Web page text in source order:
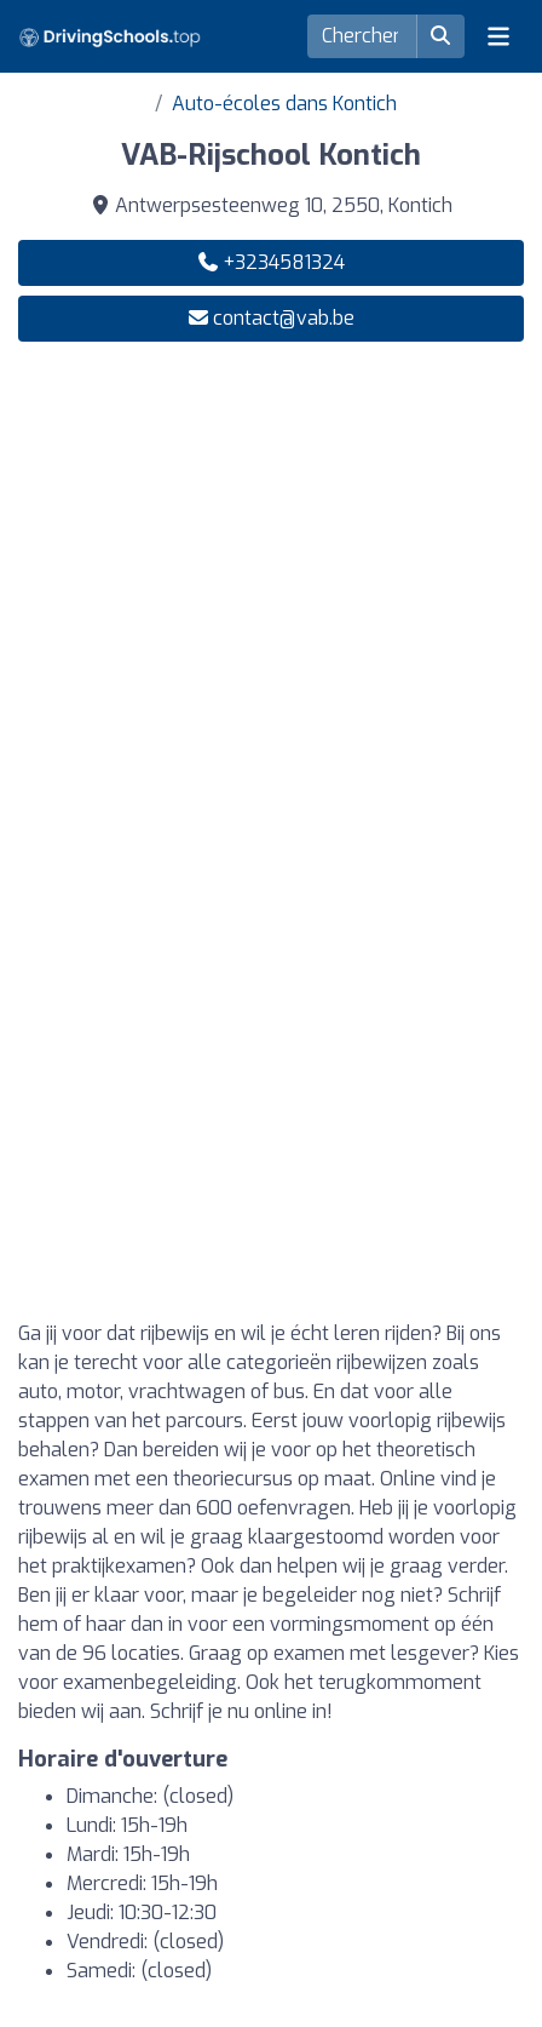
Auto-écoles dans Kontich
VAB-Rijschool Kontich
Antwerpsesteenweg 10, 2550, Kontich
+3234581324
contact@vab.be
Ga jij voor dat rijbewijs en wil je écht leren rijden? Bij ons
kan je terecht voor alle categorieën rijbewijzen zoals
auto, motor, vrachtwagen of bus. En dat voor alle
stappen van het parcours. Eerst jouw voorlopig rijbewijs
behalen? Dan bereiden wij je voor op het theoretisch
examen met een theoriecursus op maat. Online vind je
trouwens meer dan 600 oefenvragen. Heb jij je voorlopig
rijbewijs al en wil je graag klaargestoomd worden voor
het praktijkexamen? Ook dan helpen wij je graag verder.
Ben jij er klaar voor, maar je begeleider nog niet? Schrijf
hem of haar dan in voor een vormingsmoment op één
van de 96 locaties. Graag op examen met lesgever? Kies
voor examenbegeleiding. Ook het terugkommoment
bieden wij aan. Schrijf je nu online in!
Horaire d'ouverture
Dimanche: (closed)
Lundi: 15h-19h
Mardi: 15h-19h
Mercredi: 15h-19h
Jeudi: 10:30-12:30
Vendredi: (closed)
Samedi: (closed)